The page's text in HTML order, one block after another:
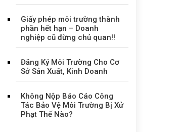
Giấy phép môi trường thành
phần hết hạn – Doanh
nghiệp cũ đừng chủ quan!!
Đăng Ký Môi Trường Cho Cơ
Sở Sản Xuất, Kinh Doanh
Không Nộp Báo Cáo Công
Tác Bảo Vệ Môi Trường Bị Xử
Phạt Thế Nào?